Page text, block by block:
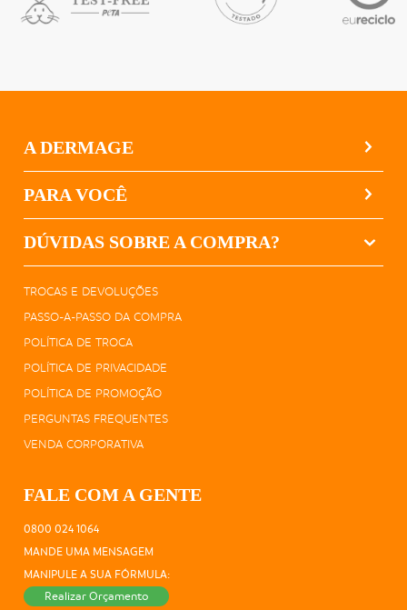
A DERMAGE
PARA VOCÊ
DÚVIDAS SOBRE A COMPRA?
TROCAS E DEVOLUÇÕES
PASSO-A-PASSO DA COMPRA
POLÍTICA DE TROCA
POLÍTICA DE PRIVACIDADE
POLÍTICA DE PROMOÇÃO
PERGUNTAS FREQUENTES
VENDA CORPORATIVA
FALE COM A GENTE
0800 024 1064
MANDE UMA MENSAGEM
MANIPULE A SUA FÓRMULA:
Realizar Orçamento